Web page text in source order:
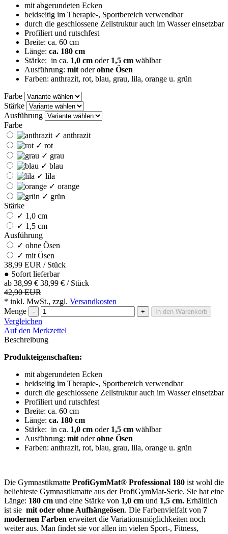
mit abgerundeten Ecken
beidseitig im Therapie-, Sportbereich verwendbar
durch die geschlossene Zellstruktur auch im Wasser einsetzbar
Profiliert und rutschfest
Breite: ca. 60 cm
Länge: ca. 180 cm
Stärke: in ca. 1,0 cm oder 1,5 cm wählbar
Ausführung: mit oderohne Ösen
Farben: anthrazit, rot, blau, grau, lila, orange u. grün
Farbe
Stärke
Ausführung
Farbe
✓ anthrazit
✓ rot
✓ grau
✓ blau
✓ lila
✓ orange
✓ grün
Stärke
✓ 1,0 cm
✓ 1,5 cm
Ausführung
✓ ohne Ösen
✓ mit Ösen
38,99 EUR / Stück
● Sofort lieferbar
ab 38,99 € 38,99 € / Stück
42,90 EUR
* inkl. MwSt., zzgl. Versandkosten
Menge
- + In den Warenkorb
Vergleichen
Auf den Merkzettel
Beschreibung
Produkteigenschaften:
mit abgerundeten Ecken
beidseitig im Therapie-, Sportbereich verwendbar
durch die geschlossene Zellstruktur auch im Wasser einsetzbar
Profiliert und rutschfest
Breite: ca. 60 cm
Länge: ca. 180 cm
Stärke: in ca. 1,0 cm oder 1,5 cm wählbar
Ausführung: mit oderohne Ösen
Farben: anthrazit, rot, blau, grau, lila, orange u. grün
Die Gymnastikmatte ProfiGymMat® Professional 180 ist wohl die
beliebteste Gymnastikmatte aus der ProfiGymMat-Serie. Sie hat eine
Länge: 180 cm und eine Stärke von 1,0 cm und 1,5 cm. Erhältlich
ist sie mit oder ohne Aufhängeösen. Die Farbenvielfalt von 7
modernen Farben erweitert die Variationsmöglichkeiten noch
weiter aus. Man findet sie vor allen im vielen Sport-, Fitness,